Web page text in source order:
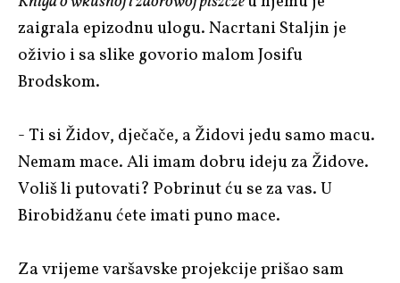
zaigrala epizodnu ulogu. Nacrtani Staljin je
oživio i sa slike govorio malom Josifu
Brodskom.
- Ti si Židov, dječače, a Židovi jedu samo macu.
Nemam mace. Ali imam dobru ideju za Židove.
Voliš li putovati? Pobrinut ću se za vas. U
Birobidžanu ćete imati puno mace.
Za vrijeme varšavske projekcije prišao sam